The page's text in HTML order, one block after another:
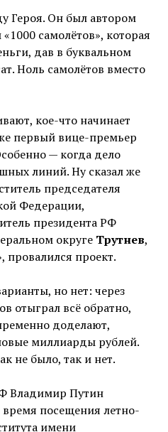
Героя. Он был автором
самолётов», которая
дав в буквальном
Ноль самолётов вместо
кое-что начинает
первый вице-премьер
— когда дело
линий. Ну сказал же
председателя
Федерации,
президента РФ
округе Трутнев,
провалился проект.
но нет: через
отыграл всё обратно,
доделают,
миллиарды рублей.
не было, так и нет.